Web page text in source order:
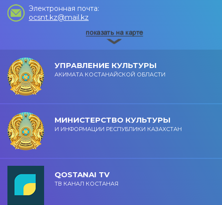
Электронная почта:
ocsnt.kz@mail.kz
УПРАВЛЕНИЕ КУЛЬТУРЫ
АКИМАТА КОСТАНАЙСКОЙ ОБЛАСТИ
МИНИСТЕРСТВО КУЛЬТУРЫ
И ИНФОРМАЦИИ РЕСПУБЛИКИ КАЗАХСТАН
QOSTANAI TV
ТВ КАНАЛ КОСТАНАЯ